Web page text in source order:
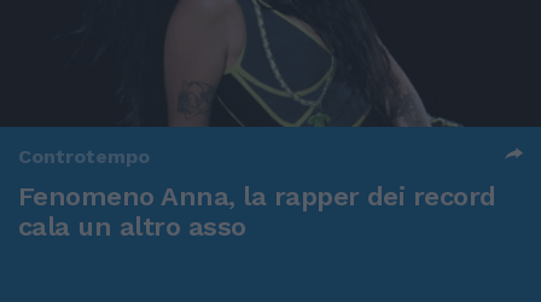
Controtempo
Fenomeno Anna, la rapper dei record
cala un altro asso